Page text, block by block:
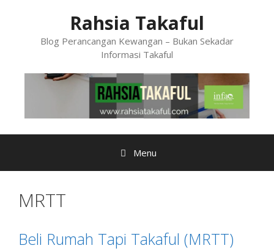
Rahsia Takaful
Blog Perancangan Kewangan – Bukan Sekadar
Informasi Takaful
Menu
MRTT
Beli Rumah Tapi Takaful (MRTT)